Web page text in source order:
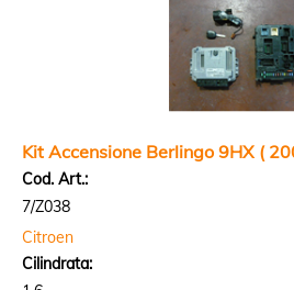
Kit Accensione Berlingo 9HX (
Cod. Art.:
7/Z038
Citroen
Cilindrata: